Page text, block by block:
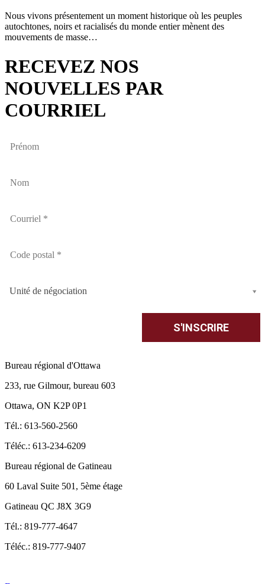
Nous vivons présentement un moment historique où les peuples
autochtones, noirs et racialisés du monde entier mènent des
mouvements de masse…
RECEVEZ NOS
NOUVELLES PAR
COURRIEL
Unité de négociation
Bureau régional d'Ottawa
233, rue Gilmour, bureau 603
Ottawa, ON K2P 0P1
Tél.: 613-560-2560
Téléc.: 613-234-6209
Bureau régional de Gatineau
60 Laval Suite 501, 5ème étage
Gatineau QC J8X 3G9
Tél.: 819-777-4647
Téléc.: 819-777-9407